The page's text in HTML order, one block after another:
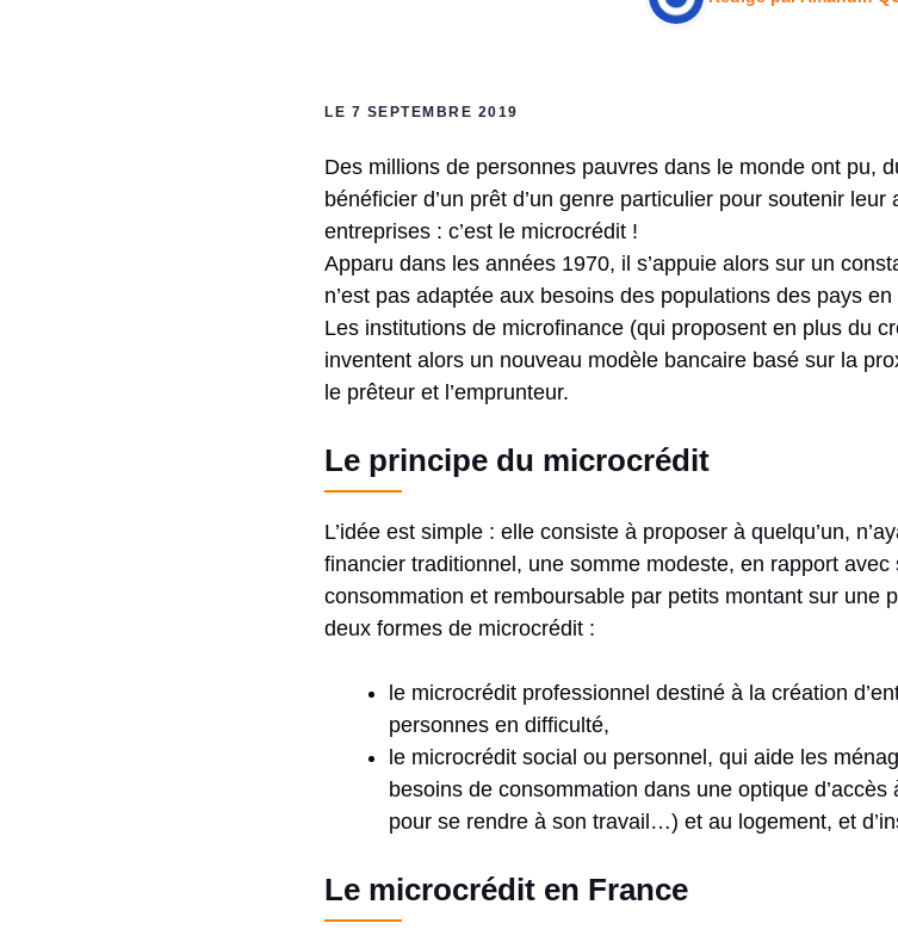
LE 7 SEPTEMBRE 2019
Des millions de personnes pauvres dans le monde ont pu,
bénéficier d’un prêt d’un genre particulier pour soutenir
entreprises : c’est le microcrédit !
Apparu dans les années 1970, il s’appuie alors sur un
n’est pas adaptée aux besoins des populations des pays
Les institutions de microfinance (qui proposent en plus du
inventent alors un nouveau modèle bancaire basé sur la
le prêteur et l’emprunteur.
Le principe du microcrédit
L’idée est simple : elle consiste à proposer à quelqu’un,
financier traditionnel, une somme modeste, en rapport
consommation et remboursable par petits montant sur une
deux formes de microcrédit :
le microcrédit professionnel destiné à la création
personnes en difficulté,
le microcrédit social ou personnel, qui aide les
besoins de consommation dans une optique d’accès
pour se rendre à son travail…) et au logement, et
Le microcrédit en France